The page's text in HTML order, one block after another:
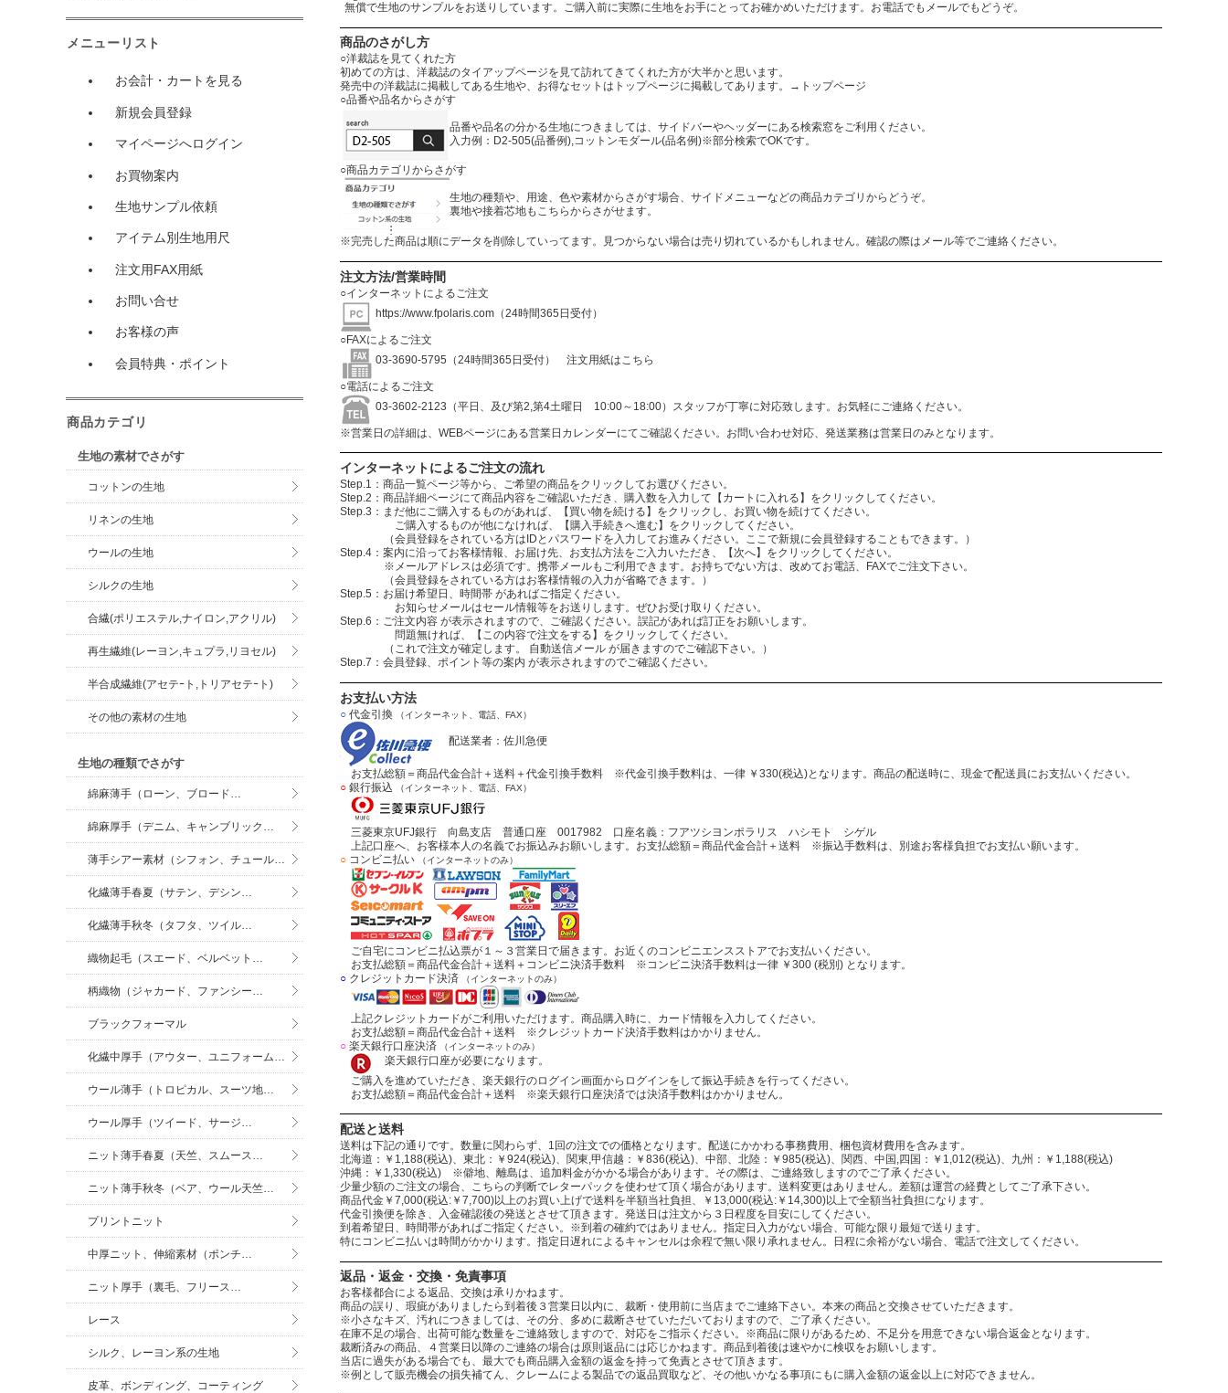
無償で生地のサンプルをお送りしています。ご購入前に実際に生地をお手にとってお確かめいただけます。お電話でもメールでもどうぞ。
商品のさがし方
○洋裁誌を見てくれた方
初めての方は、洋裁誌のタイアップページを見て訪れてきてくれた方が大半かと思います。
発売中の洋裁誌に掲載してある生地や、お得なセットはトップページに掲載してあります。
→トップページ
○品番や品名からさがす
品番や品名の分かる生地につきましては、サイドバーやヘッダーにある検索窓をご利用ください。
入力例：D2-505(品番例),コットンモダール(品名例)※部分検索でOKです。
○商品カテゴリからさがす
生地の種類や、用途、色や素材からさがす場合、サイドメニューなどの商品カテゴリからどうぞ。
裏地や接着芯地もこちらからさがせます。
※完売した商品は順にデータを削除していってます。見つからない場合は売り切れているかもしれません。確認の際はメール等でご連絡ください。
注文方法/営業時間
○インターネットによるご注文
https://www.fpolaris.com （24時間365日受付）
○FAXによるご注文
03-3690-5795（24時間365日受付）
注文用紙はこちら
○電話によるご注文
03-3602-2123（平日、及び第2,第4土曜日 10:00～18:00）スタッフが丁寧に対応致します。お気軽にご連絡ください。
※営業日の詳細は、WEBページにある営業日カレンダーにてご確認ください。お問い合わせ対応、発送業務は営業日のみとなります。
インターネットによるご注文の流れ
Step.1：商品一覧ページ等から、ご希望の商品をクリックしてお選びください。
Step.2：商品詳細ページにて商品内容をご確認いただき、購入数を入力して【カートに入れる】をクリックしてください。
Step.3：まだ他にご購入するものがあれば、【買い物を続ける】をクリックし、お買い物を続けてください。
ご購入するものが他になければ、【購入手続きへ進む】をクリックしてください。
（会員登録をされている方はIDとパスワードを入力してお進みください。ここで新規に会員登録することもできます。）
Step.4：案内に沿ってお客様情報、お届け先、お支払方法をご入力いただき、【次へ】をクリックしてください。
※メールアドレスは必須です。携帯メールもご利用できます。お持ちでない方は、改めてお電話、FAXでご注文下さい。
（会員登録をされている方はお客様情報の入力が省略できます。）
Step.5：お届け希望日、時間帯 があればご指定ください。
お知らせメールはセール情報等をお送りします。ぜひお受け取りください。
Step.6：ご注文内容 が表示されますので、ご確認ください。誤記があれば訂正をお願いします。
問題無ければ、【この内容で注文をする】をクリックしてください。
（これで注文が確定します。 自動送信メール が届きますのでご確認下さい。）
Step.7：会員登録、ポイント等の案内 が表示されますのでご確認ください。
お支払い方法
○ 代金引換 （インターネット、電話、FAX）
配送業者：佐川急便
お支払総額＝商品代金合計＋送料＋代金引換手数料 ※代金引換手数料は、一律 ￥330(税込)となります。商品の配送時に、現金で配送員にお支払いください。
○ 銀行振込 （インターネット、電話、FAX）
三菱東京UFJ銀行 向島支店 普通口座 0017982 口座名義：フアツシヨンポラリス ハシモト シゲル
上記口座へ、お客様本人の名義でお振込みお願いします。お支払総額＝商品代金合計＋送料 ※振込手数料は、別途お客様負担でお支払い願います。
○ コンビニ払い （インターネットのみ）
ご自宅にコンビニ払込票が１～３営業日で届きます。お近くのコンビニエンスストアでお支払いください。
お支払総額＝商品代金合計＋送料＋コンビニ決済手数料 ※コンビニ決済手数料は一律 ￥300 (税別) となります。
○ クレジットカード決済 （インターネットのみ）
上記クレジットカードがご利用いただけます。商品購入時に、カード情報を入力してください。
お支払総額＝商品代金合計＋送料 ※クレジットカード決済手数料はかかりません。
○ 楽天銀行口座決済 （インターネットのみ）
楽天銀行口座が必要になります。
ご購入を進めていただき、楽天銀行のログイン画面からログインをして振込手続きを行ってください。
お支払総額＝商品代金合計＋送料 ※楽天銀行口座決済では決済手数料はかかりません。
配送と送料
送料は下記の通りです。数量に関わらず、1回の注文での価格となります。配送にかかわる事務費用、梱包資材費用を含みます。
北海道：￥1,188(税込)、東北：￥924(税込)、関東,甲信越：￥836(税込)、中部、北陸：￥985(税込)、関西、中国,四国：￥1,012(税込)、九州：￥1,188(税込)
沖縄：￥1,330(税込) ※僻地、離島は、追加料金がかかる場合があります。その際は、ご連絡致しますのでご了承ください。
少量少額のご注文の場合、こちらの判断でレターパックを使わせて頂く場合があります。送料変更はありません。差額は運営の経費としてご了承下さい。
商品代金￥7,000(税込:￥7,700)以上のお買い上げで送料を半額当社負担、￥13,000(税込:￥14,300)以上で全額当社負担になります。
代金引換便を除き、入金確認後の発送とさせて頂きます。発送日は注文から３日程度を目安にしてください。
到着希望日、時間帯があればご指定ください。※到着の確約ではありません。指定日入力がない場合、可能な限り最短で送ります。
特にコンビニ払いは時間がかかります。指定日遅れによるキャンセルは余程で無い限り承れません。日程に余裕がない場合、電話で注文してください。
返品・返金・交換・免責事項
お客様都合による返品、交換は承りかねます。
商品の誤り、瑕疵がありましたら到着後３営業日以内に、裁断・使用前に当店までご連絡下さい。本来の商品と交換させていただきます。
※小さなキズ、汚れにつきましては、その分、多めに裁断させていただいておりますので、ご了承ください。
在庫不足の場合、出荷可能な数量をご連絡致しますので、対応をご指示ください。※商品に限りがあるため、不足分を用意できない場合返金となります。
裁断済みの商品、４営業日以降のご連絡の場合は原則返品には応じかねます。商品到着後は速やかに検収をお願いします。
当店に過失がある場合でも、最大でも商品購入金額の返金を持って免責とさせて頂きます。
※例として販売機会の損失補てん、クレームによる製品での返品買取など、その他いかなる事項にもに購入金額の返金以上に対応できません。
メニューリスト
お会計・カートを見る
新規会員登録
マイページへログイン
お買物案内
生地サンプル依頼
アイテム別生地用尺
注文用FAX用紙
お問い合せ
お客様の声
会員特典・ポイント
商品カテゴリ
生地の素材でさがす
コットンの生地
リネンの生地
ウールの生地
シルクの生地
合繊(ポリエステル,ナイロン,アクリル)
再生繊維(レーヨン,キュプラ,リヨセル)
半合成繊維(アセテｰト,トリアセテｰト)
その他の素材の生地
生地の種類でさがす
綿麻薄手（ローン、ブロード…
綿麻厚手（デニム、キャンブリック…
薄手シアー素材（シフォン、チュール…
化繊薄手春夏（サテン、デシン…
化繊薄手秋冬（タフタ、ツイル…
織物起毛（スエード、ベルベット…
柄織物（ジャカード、ファンシー…
ブラックフォーマル
化繊中厚手（アウター、ユニフォーム…
ウール薄手（トロピカル、スーツ地…
ウール厚手（ツイード、サージ…
ニット薄手春夏（天竺、スムース…
ニット薄手秋冬（ベア、ウール天竺…
プリントニット
中厚ニット、伸縮素材（ポンチ…
ニット厚手（裏毛、フリース…
レース
シルク、レーヨン系の生地
皮革、ボンディング、コーティング